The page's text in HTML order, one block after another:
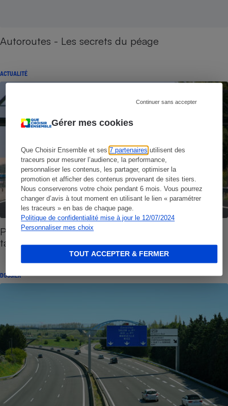
Gérer mes cookies
Que Choisir Ensemble et ses7 partenaires utilisent des
traceurs pour mesurer l’audience, la performance,
personnaliser les contenus, les partager, optimiser la
promotion et afficher des contenus provenant de sites tiers.
Nous conserverons votre choix pendant 6 mois. Vous pourrez
changer d’avis à tout moment en utilisant le lien « paramétrer
les traceurs » en bas de chaque page.
Politique de confidentialité mise à jour le 12/07/2024
Personnaliser mes choix
Continuer sans accepter
TOUT ACCEPTER & FERMER
Autoroutes - Les secrets du péage
ACTUALITÉ
Péages d’autoroute - Hausse spectaculaire des
tarifs en 2023
DOSSIER